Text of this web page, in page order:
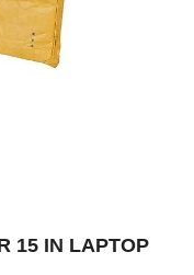
15 IN LAPTOP